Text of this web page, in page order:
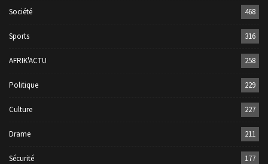
Société 468
Sports 316
AFRIK'ACTU 258
Politique 229
Culture 227
Drame 211
Sécurité 177